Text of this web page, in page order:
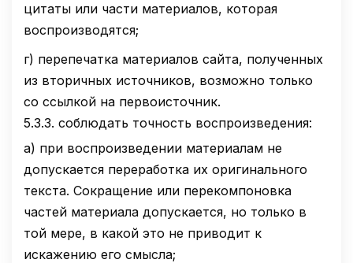
цитаты или части материалов, которая
воспроизводятся;
г) перепечатка материалов сайта, полученных
из вторичных источников, возможно только
со ссылкой на первоисточник.
5.3.3. соблюдать точность воспроизведения:
а) при воспроизведении материалам не
допускается переработка их оригинального
текста. Сокращение или перекомпоновка
частей материала допускается, но только в
той мере, в какой это не приводит к
искажению его смысла;